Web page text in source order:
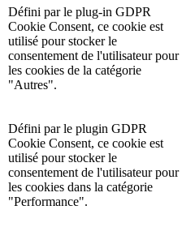
Défini par le plug-in GDPR
Cookie Consent, ce cookie est
utilisé pour stocker le
consentement de l'utilisateur pour
les cookies de la catégorie
"Autres".
Défini par le plugin GDPR
Cookie Consent, ce cookie est
utilisé pour stocker le
consentement de l'utilisateur pour
les cookies dans la catégorie
"Performance".